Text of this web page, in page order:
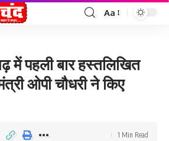
Font
Aa
में पहली बार हस्तलिखित
ओपी चौधरी ने किए
1 Min Read